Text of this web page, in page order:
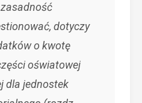
dotyczy
o kwotę
oświatowej
dla jednostek